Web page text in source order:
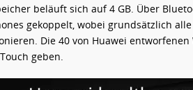
beläuft sich auf 4 GB. Über
gekoppelt, wobei grundsätzlich
Die 40 von Huawei
geben.